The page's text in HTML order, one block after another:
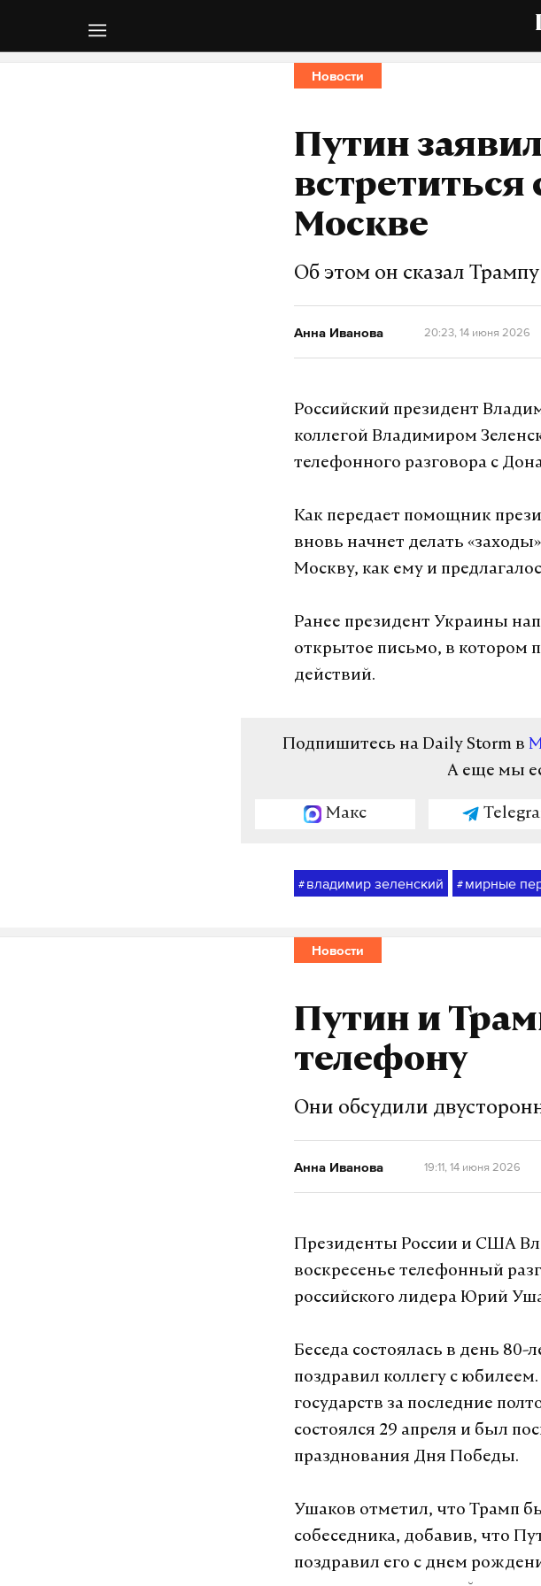
Новости
Путин
встретиться
Москве
Об этом он сказал Трампу
Анна Иванова 20:23, 14 июня 2026
Российский президент
коллегой Владимиром
телефонного разговора с
Как передает помощник
вновь начнет делать
Москву, как ему и
Ранее президент Украины
открытое письмо, в котором
действий.
Подпишитесь на Daily Storm в
А еще мы
Макс
# владимир зеленский # мирные
Новости
Путин и
телефону
Они обсудили
Анна Иванова 19:11, 14 июня 2026
Президенты России и США
воскресенье телефонный
российского лидера Юрий
Беседа состоялась в день
поздравил коллегу с
государств за последние
состоялся 29 апреля и был
празднования Дня Победы.
Ушаков отметил, что Трамп
собеседника, добавив, что
поздравил его с днем